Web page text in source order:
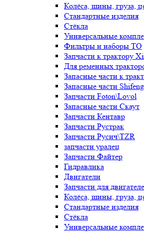
Колёса, шины, груза,
Стандартные изделия
Стёкла
Универсальные
Фильтры и наборы ТО
Запчасти к трактору
Для ременных
Запасные части к
Запасные части Shifeng
Запчасти Foton\Lovol
Запасные части Скаут
Запчасти Кентавр
Запчасти Рустрак
Запчасти Русич\TZR
запчасти уралец
Запчасти Файтер
Гидравлика
Двигатели
Запчасти для
Колёса, шины, груза,
Стандартные изделия
Стёкла
Универсальные